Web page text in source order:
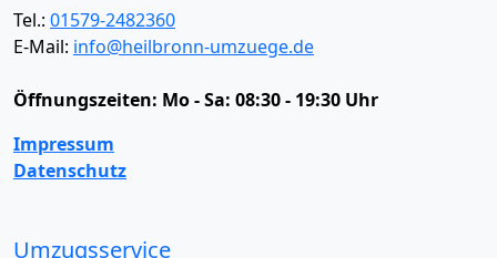
Tel.: 01579-2482360
E-Mail: info@heilbronn-umzuege.de
Öffnungszeiten: Mo - Sa: 08:30 - 19:30 Uhr
Impressum
Datenschutz
Umzugsservice